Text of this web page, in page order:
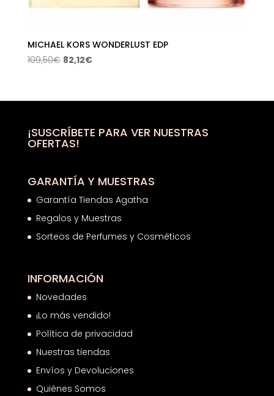
MICHAEL KORS WONDERLUST EDP
109,50€ El
era:
82,12€El
es:
¡SUSCRÍBETE PARA VER NUESTRAS
OFERTAS!
GARANTÍA Y MUESTRAS
Garantía Tiendas Agatha
Regalos y Muestras
Sorteos de Perfumes y Cosméticos
INFORMACIÓN
Novedades
¡Lo más vendido!
Política de privacidad
Nuestras tiendas
Envíos y Devoluciones
Quiénes Somos